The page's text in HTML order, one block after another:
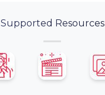
Supported Resources